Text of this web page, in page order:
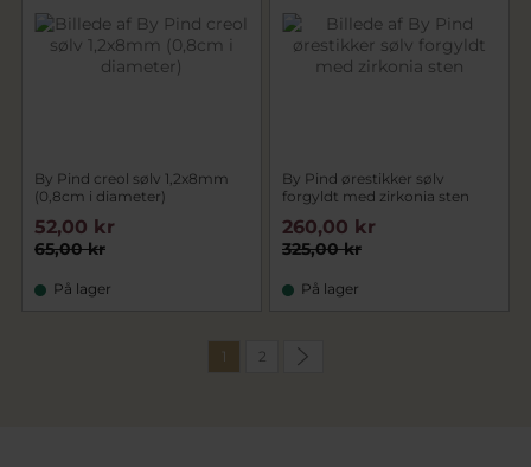
By Pind creol sølv 1,2x8mm
(0,8cm i diameter)
65,00 kr
52,00 kr
På lager
By Pind ørestikker sølv
forgyldt med zirkonia sten
325,00 kr
260,00 kr
På lager
1 2